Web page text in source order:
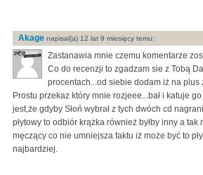
Akage napisal(a) 12 lat 9 miesięcy temu:
Zastanawia mnie czemu komentarze
Co do recenzji to zgadzam sie z Tobą
procentach...od siebie dodam iż na plus
Prostu przekaz który mnie rozjeee...bał i katuje
jest,że gdyby Słoń wybrał z tych dwóch cd
płytowy to odbiór krążka również byłby inny a tak
męczący co nie umniejsza faktu iż może być to
najbardziej.